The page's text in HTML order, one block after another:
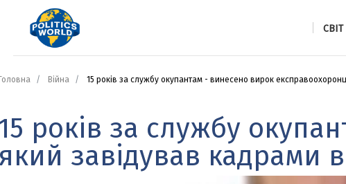
СВІТ
Війна 15 років за службу окупантам - винесено вирок
років за службу
завідував кадрами